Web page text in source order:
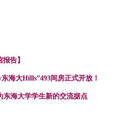
报告】
海大Hills”493间房正式开放！
东海大学学生新的交流据点